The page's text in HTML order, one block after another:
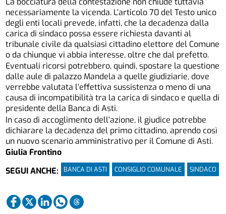
necessariamente la vicenda. L’articolo 70 del Testo unico
degli enti locali prevede, infatti, che la decadenza dalla
carica di sindaco possa essere richiesta davanti al
tribunale civile da qualsiasi cittadino elettore del Comune
o da chiunque vi abbia interesse, oltre che dal prefetto.
Eventuali ricorsi potrebbero, quindi, spostare la questione
dalle aule di palazzo Mandela a quelle giudiziarie, dove
verrebbe valutata l’effettiva sussistenza o meno di una
causa di incompatibilità tra la carica di sindaco e quella di
presidente della Banca di Asti.
In caso di accoglimento dell’azione, il giudice potrebbe
dichiarare la decadenza del primo cittadino, aprendo così
un nuovo scenario amministrativo per il Comune di Asti.
Giulia Frontino
SEGUI ANCHE:
BANCA DI ASTI CONSIGLIO COMUNALE SINDACO